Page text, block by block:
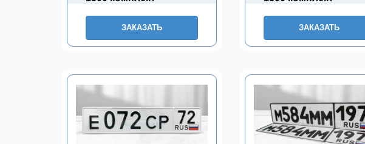
ЗАКАЗАТЬ ЗАКАЗАТЬ